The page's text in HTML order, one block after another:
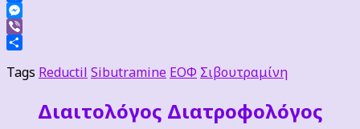
Facebook
Messenger
Viber
Tags Reductil Sibutramine ΕΟΦ Σιβουτραμίνη
Διαιτoλόγος Διατροφολόγος